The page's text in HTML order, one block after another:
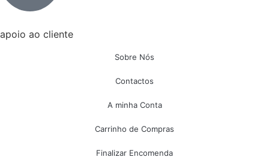
apoio ao cliente
Sobre Nós
Contactos
A minha Conta
Carrinho de Compras
Finalizar Encomenda